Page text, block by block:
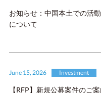
お知らせ：中国本土での活
について
June 15, 2026 Investment
【RFP】新規公募案件のご